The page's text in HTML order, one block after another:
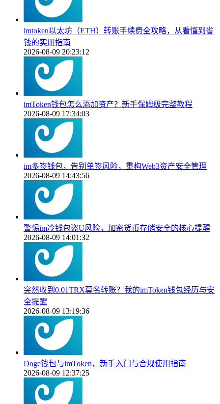
imtoken以太坊（ETH）转账手续费全攻略，从看懂到省
钱的实用指南
2026-08-09 20:23:12
imToken钱包怎么添加资产？新手保姆级完整教程
2026-08-09 17:34:03
im多签钱包，告别单签风险，重构Web3资产安全管理
2026-08-09 14:43:56
警惕im冷钱包盗U风险，加密货币存储安全的核心提醒
2026-08-09 14:01:32
突然收到0.01TRX莫名转账？我的imToken钱包经历与安
全提醒
2026-08-09 13:19:36
Doge钱包与imToken，新手入门与合规使用指南
2026-08-09 12:37:25